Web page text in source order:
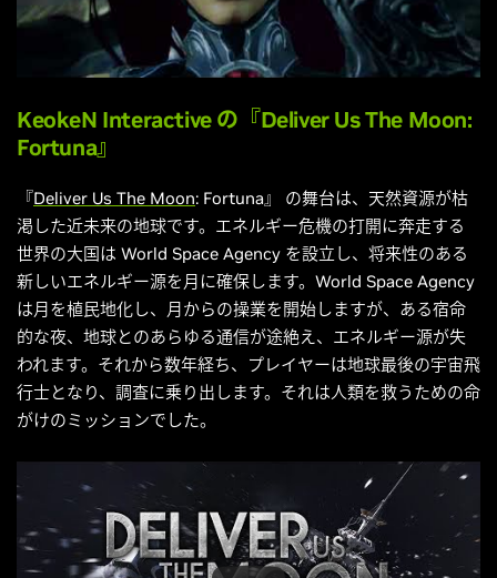
KeokeN Interactiveの『Deliver Us The Moon:
Fortuna』
『Deliver Us The Moon: Fortuna』 の舞台は、天然資源が枯
渇した近未来の地球です。エネルギー危機の打開に奔走する
世界の大国は World Space Agency を設立し、将来性のある
新しいエネルギー源を月に確保します。World Space Agency
は月を植民地化し、月からの操業を開始しますが、ある宿命
的な夜、地球とのあらゆる通信が途絶え、エネルギー源が失
われます。それから数年経ち、プレイヤーは地球最後の宇宙飛
行士となり、調査に乗り出します。それは人類を救うための命
がけのミッションでした。